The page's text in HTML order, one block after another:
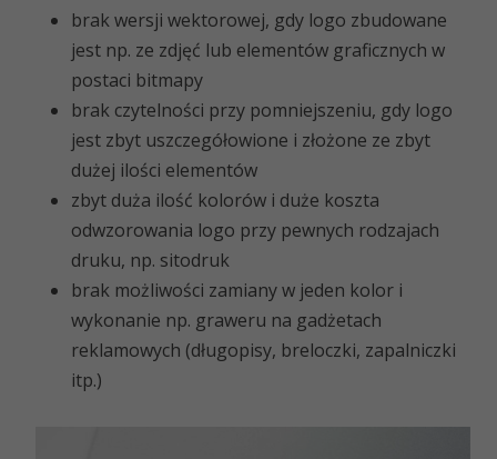
brak wersji wektorowej, gdy logo zbudowane
jest np. ze zdjęć lub elementów graficznych w
postaci bitmapy
brak czytelności przy pomniejszeniu, gdy logo
jest zbyt uszczegółowione i złożone ze zbyt
dużej ilości elementów
zbyt duża ilość kolorów i duże koszta
odwzorowania logo przy pewnych rodzajach
druku, np. sitodruk
brak możliwości zamiany w jeden kolor i
wykonanie np. graweru na gadżetach
reklamowych (długopisy, breloczki, zapalniczki
itp.)